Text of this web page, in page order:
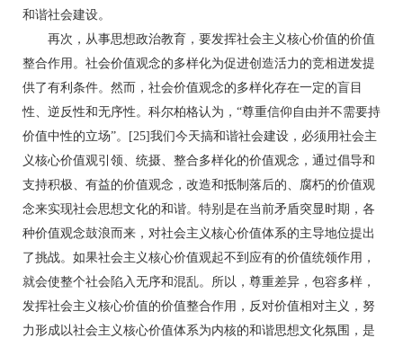
和谐社会建设。
再次，从事思想政治教育，要发挥社会主义核心价值的价值
整合作用。社会价值观念的多样化为促进创造活力的竞相迸发提
供了有利条件。然而，社会价值观念的多样化存在一定的盲目
性、逆反性和无序性。科尔柏格认为，“尊重信仰自由并不需要持
价值中性的立场”。[25]我们今天搞和谐社会建设，必须用社会主
义核心价值观引领、统摄、整合多样化的价值观念，通过倡导和
支持积极、有益的价值观念，改造和抵制落后的、腐朽的价值观
念来实现社会思想文化的和谐。特别是在当前矛盾突显时期，各
种价值观念鼓浪而来，对社会主义核心价值体系的主导地位提出
了挑战。如果社会主义核心价值观起不到应有的价值统领作用，
就会使整个社会陷入无序和混乱。所以，尊重差异，包容多样，
发挥社会主义核心价值的价值整合作用，反对价值相对主义，努
力形成以社会主义核心价值体系为内核的和谐思想文化氛围，是